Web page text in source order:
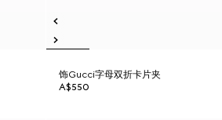
饰Gucci字母双折卡片夹
A$550